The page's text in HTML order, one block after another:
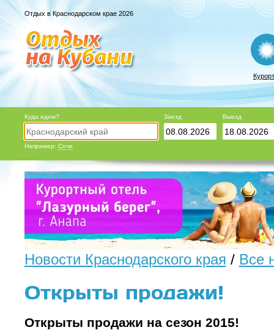
Отдых в Краснодарском крае 2026
Куда едем?
Например: Сочи
Заезд Выезд
Новости Краснодарского края / Все
Открыты продажи!
Открыты продажи на сезон 2015!